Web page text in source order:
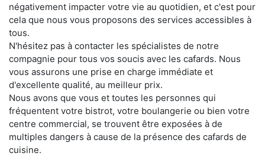
négativement impacter votre vie au quotidien, et c'est pour
cela que nous vous proposons des services accessibles à
tous.
N'hésitez pas à contacter les spécialistes de notre
compagnie pour tous vos soucis avec les cafards. Nous
vous assurons une prise en charge immédiate et
d'excellente qualité, au meilleur prix.
Nous avons que vous et toutes les personnes qui
fréquentent votre bistrot, votre boulangerie ou bien votre
centre commercial, se trouvent être exposées à de
multiples dangers à cause de la présence des cafards de
cuisine.